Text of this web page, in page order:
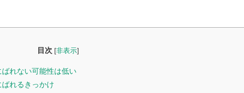
目次 [非表示]
れない可能性は低い
れるきっかけ